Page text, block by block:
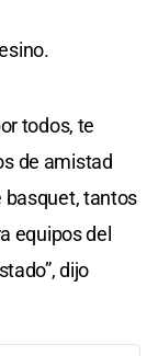
todos, te
de amistad
basquet, tantos
equipos del
dijo